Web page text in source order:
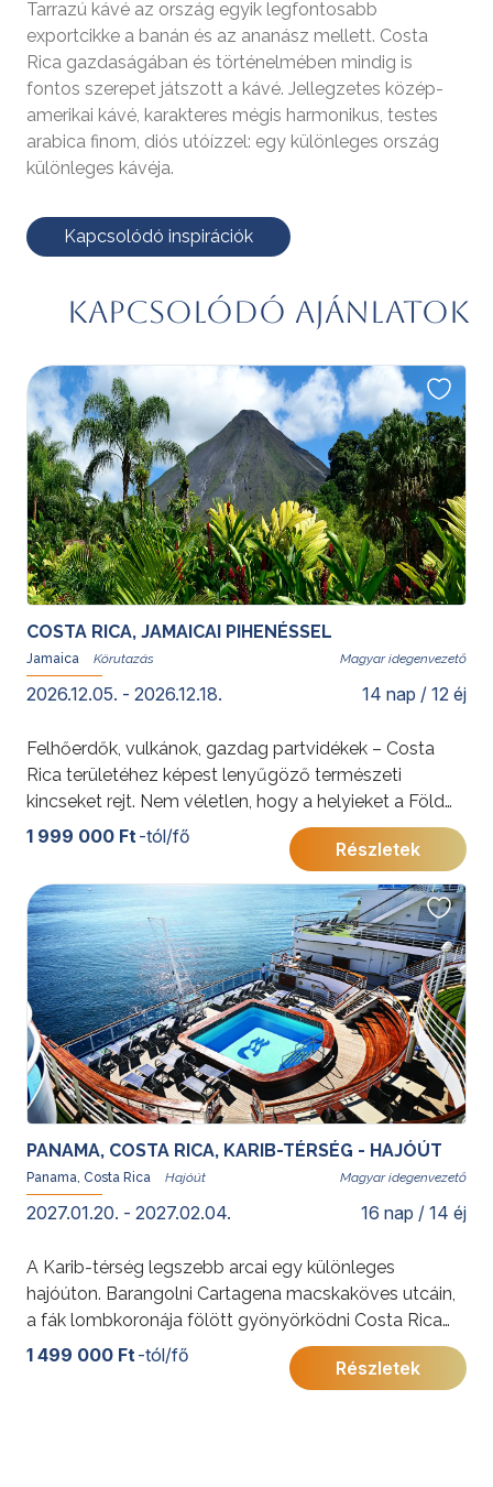
Tarrazú kávé az ország egyik legfontosabb
exportcikke a banán és az ananász mellett. Costa
Rica gazdaságában és történelmében mindig is
fontos szerepet játszott a kávé. Jellegzetes közép-
amerikai kávé, karakteres mégis harmonikus, testes
arabica finom, diós utóízzel: egy különleges ország
különleges kávéja.
Kapcsolódó inspirációk
Kapcsolódó ajánlatok
COSTA RICA, JAMAICAI PIHENÉSSEL
Jamaica Magyar idegenvezető
2026.12.05. - 2026.12.18. 14 nap / 12 éj
Felhőerdők, vulkánok, gazdag partvidékek – Costa
Rica területéhez képest lenyűgöző természeti
kincseket rejt. Nem véletlen, hogy a helyieket a Föld
egyik legboldogabb országának lakói között tartják
számon. Utazásunk Panamavárost is érinti, majd
pihenéssel zárul Jamaica vibráló karibi szigetén.
További érdekességekért Costa Ricáról kattintson ide.
1 999 000 Ft -tól/fő
Részletek
PANAMA, COSTA RICA, KARIB-TÉRSÉG - HAJÓÚT
Panama, Costa Rica Magyar idegenvezető
2027.01.20. - 2027.02.04. 16 nap / 14 éj
A Karib-térség legszebb arcai egy különleges
hajóúton. Barangolni Cartagena macskaköves utcáin,
a fák lombkoronája fölött gyönyörködni Costa Rica
buja esőerdeiben, vagy pihenni Nagy-Kajmán
ékszerdoboz-szigetének hófehér partjain – mindez
1 499 000 Ft -tól/fő
Részletek